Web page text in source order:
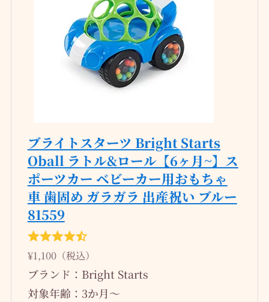
ブライトスターツ Bright Starts
Oball ラトル&ロール【6ヶ月~】ス
ポーツカー ベビーカー用おもちゃ
車 歯固め ガラガラ 出産祝い ブルー
81559
¥1,100（税込）
ブランド：Bright Starts
対象年齢：3か月～